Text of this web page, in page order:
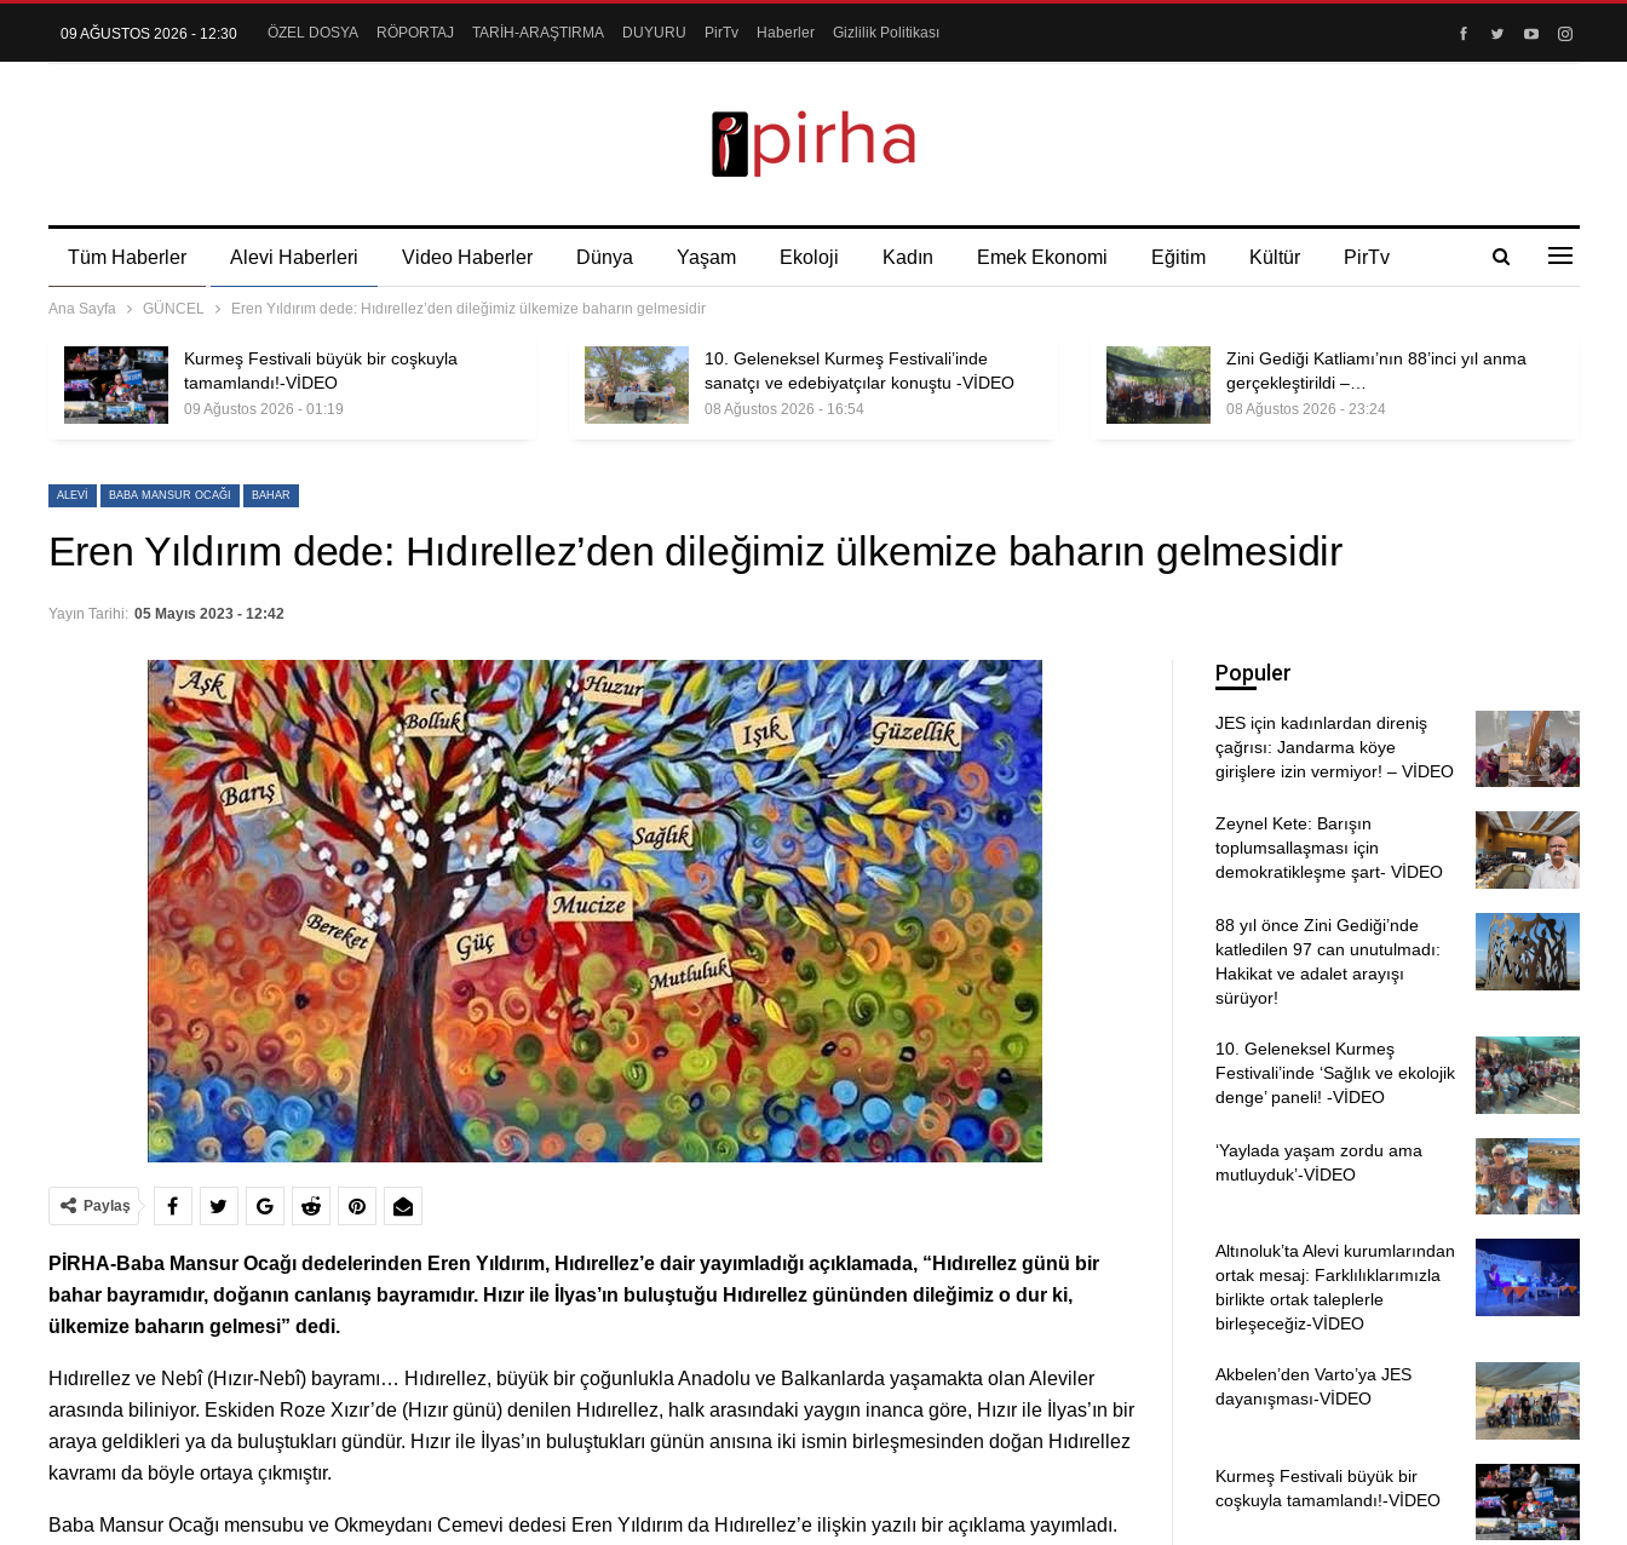
09 AĞUSTOS 2026 - 12:30 ÖZEL DOSYA RÖPORTAJ TARİH-ARAŞTIRMA DUYURU PirTv Haberler Gizlilik Politikası
Tüm Haberler Alevi Haberleri Video Haberler Dünya Yaşam Ekoloji Kadın Emek Ekonomi Eğitim Kültür PirTv
Ana Sayfa GÜNCEL Eren Yıldırım dede: Hıdırellez’den dileğimiz ülkemize baharın gelmesidir
Kurmeş Festivali büyük bir coşkuyla
tamamlandı!-VİDEO
09 Ağustos 2026 - 01:19
10. Geleneksel Kurmeş Festivali’inde
sanatçı ve edebiyatçılar konuştu -VİDEO
08 Ağustos 2026 - 16:54
Zini Gediği Katliamı’nın 88’inci yıl anma
gerçekleştirildi –…
08 Ağustos 2026 - 23:24
ALEVI BABA MANSUR OCAĞI BAHAR
Eren Yıldırım dede: Hıdırellez’den dileğimiz ülkemize baharın gelmesidir
Yayın Tarihi: 05 Mayıs 2023 - 12:42
Paylaş
PİRHA-Baba Mansur Ocağı dedelerinden Eren Yıldırım, Hıdırellez’e dair yayımladığı açıklamada, “Hıdırellez günü bir
bahar bayramıdır, doğanın canlanış bayramıdır. Hızır ile İlyas’ın buluştuğu Hıdırellez gününden dileğimiz o dur ki,
ülkemize baharın gelmesi” dedi.
Hıdırellez ve Nebî (Hızır-Nebî) bayramı… Hıdırellez, büyük bir çoğunlukla Anadolu ve Balkanlarda yaşamakta olan Aleviler
arasında biliniyor. Eskiden Roze Xızır’de (Hızır günü) denilen Hıdırellez, halk arasındaki yaygın inanca göre, Hızır ile İlyas’ın bir
araya geldikleri ya da buluştukları gündür. Hızır ile İlyas’ın buluştukları günün anısına iki ismin birleşmesinden doğan Hıdırellez
kavramı da böyle ortaya çıkmıştır.
Baba Mansur Ocağı mensubu ve Okmeydanı Cemevi dedesi Eren Yıldırım da Hıdırellez’e ilişkin yazılı bir açıklama yayımladı.
Populer
JES için kadınlardan direniş
çağrısı: Jandarma köye
girişlere izin vermiyor! – VİDEO
Zeynel Kete: Barışın
toplumsallaşması için
demokratikleşme şart- VİDEO
88 yıl önce Zini Gediği’nde
katledilen 97 can unutulmadı:
Hakikat ve adalet arayışı
sürüyor!
10. Geleneksel Kurmeş
Festivali’inde ‘Sağlık ve ekolojik
denge’ paneli! -VİDEO
‘Yaylada yaşam zordu ama
mutluyduk’-VİDEO
Altınoluk’ta Alevi kurumlarından
ortak mesaj: Farklılıklarımızla
birlikte ortak taleplerle
birleşeceğiz-VİDEO
Akbelen’den Varto’ya JES
dayanışması-VİDEO
Kurmeş Festivali büyük bir
coşkuyla tamamlandı!-VİDEO